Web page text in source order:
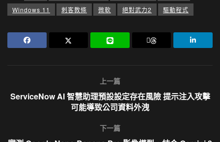
Windows 11
刺客教條 微軟 絕對武力2 驅動程式
上一篇
ServiceNow AI 智慧助理預設設定存在風險 提示注入攻擊
可能導致公司資料外洩
下一篇